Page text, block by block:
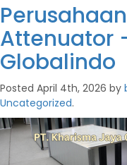
Attenuator
Globalindo
Posted April 4th, 2026 by
Uncategorized.